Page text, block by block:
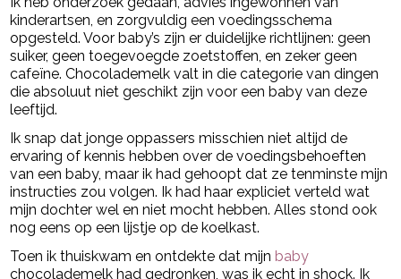
kinderartsen, en zorgvuldig een voedingsschema
opgesteld. Voor baby’s zijn er duidelijke richtlijnen: geen
suiker, geen toegevoegde zoetstoffen, en zeker geen
cafeïne. Chocolademelk valt in die categorie van dingen
die absoluut niet geschikt zijn voor een baby van deze
leeftijd.
Ik snap dat jonge oppassers misschien niet altijd de
ervaring of kennis hebben over de voedingsbehoeften
van een baby, maar ik had gehoopt dat ze tenminste mijn
instructies zou volgen. Ik had haar expliciet verteld wat
mijn dochter wel en niet mocht hebben. Alles stond ook
nog eens op een lijstje op de koelkast.
Toen ik thuiskwam en ontdekte dat mijn baby
chocolademelk had gedronken, was ik echt in shock. Ik